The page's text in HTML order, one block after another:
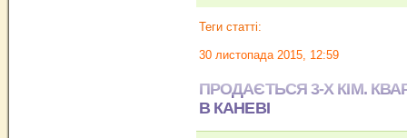
Теги статті:
30 листопада 2015, 12:59
ПРОДАЄТЬСЯ 3-Х КІМ.
В КАНЕВІ